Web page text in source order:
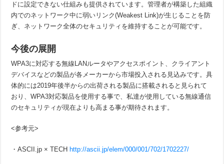
ドに設定できない仕組みも提供されています。管理者が構築した組織
内でのネットワーク中に弱いリンク(Weakest Link)が生じることを防
ぎ、ネットワーク全体のセキュリティを維持することが可能です。
今後の展開
WPA3に対応する無線LANルータやアクセスポイント、クライアント
デバイスなどの製品が各メーカーから市場投入される見込みです。具
体的には2019年後半からの出荷される製品に搭載されると見られて
おり、WPA3対応製品を使用する事で、私達が使用している無線通信
のセキュリティが現在よりも高まる事が期待されます。
<参考元>
・ASCII.jp × TECH http://ascii.jp/elem/000/001/702/1702227/